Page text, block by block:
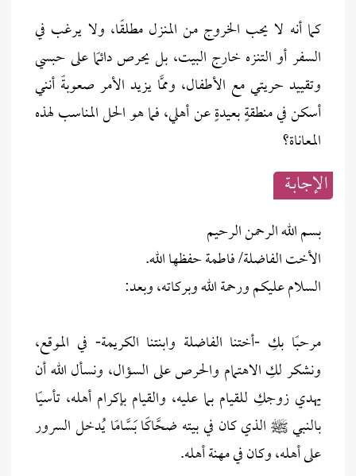
كما أنه لا يحب الخروج من المنزل مطلقًا، ولا يرغب في
السفر أو التنزه خارج البيت، بل يحرص دائمًا على حبسي
وتقييد حريتي مع الأطفال، وممَّا يزيد الأمر صعوبةً أنني
أسكن في منطقةٍ بعيدةٍ عن أهلي، فما هو الحل المناسب لهذه
المعاناة؟
الإجابــة
بسم الله الرحمن الرحيم
الأخت الفاضلة/ فاطمة حفظها الله.
السلام عليكم ورحمة الله وبركاته، وبعد:
مرحبًا بكِ -أختنا الفاضلة وابنتنا الكريمة- في الموقع،
ونشكر لكِ الاهتمام والحرص على السؤال، ونسأل الله أن
يهدي زوجكِ للقيام بما عليه، والقيام بإكرام أهله، تأسيًا
بالنبي ﷺ الذي كان في بيته ضحَّاكًا بَسَّامًا يُدخل السرور
على أهله، وكان في مهنة أهله.